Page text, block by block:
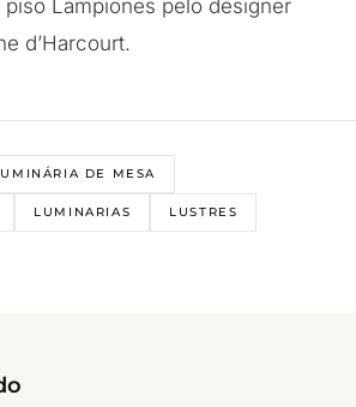
piso Lampiones pelo designer
d’Harcourt.
DE MESA
LUMINARIAS LUSTRES